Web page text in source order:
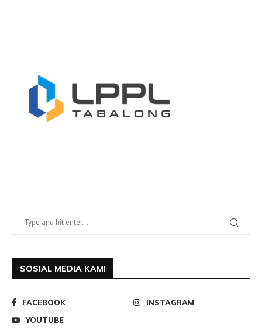
SOSIAL MEDIA KAMI
FACEBOOK
INSTAGRAM
YOUTUBE